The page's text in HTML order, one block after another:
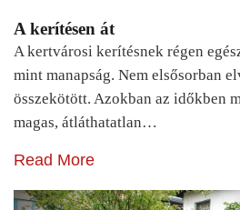
A kerítésen át
A kertvárosi kerítésnek régen
mint manapság. Nem elsősorban
összekötött. Azokban az időkben
magas, átláthatatlan…
Read More